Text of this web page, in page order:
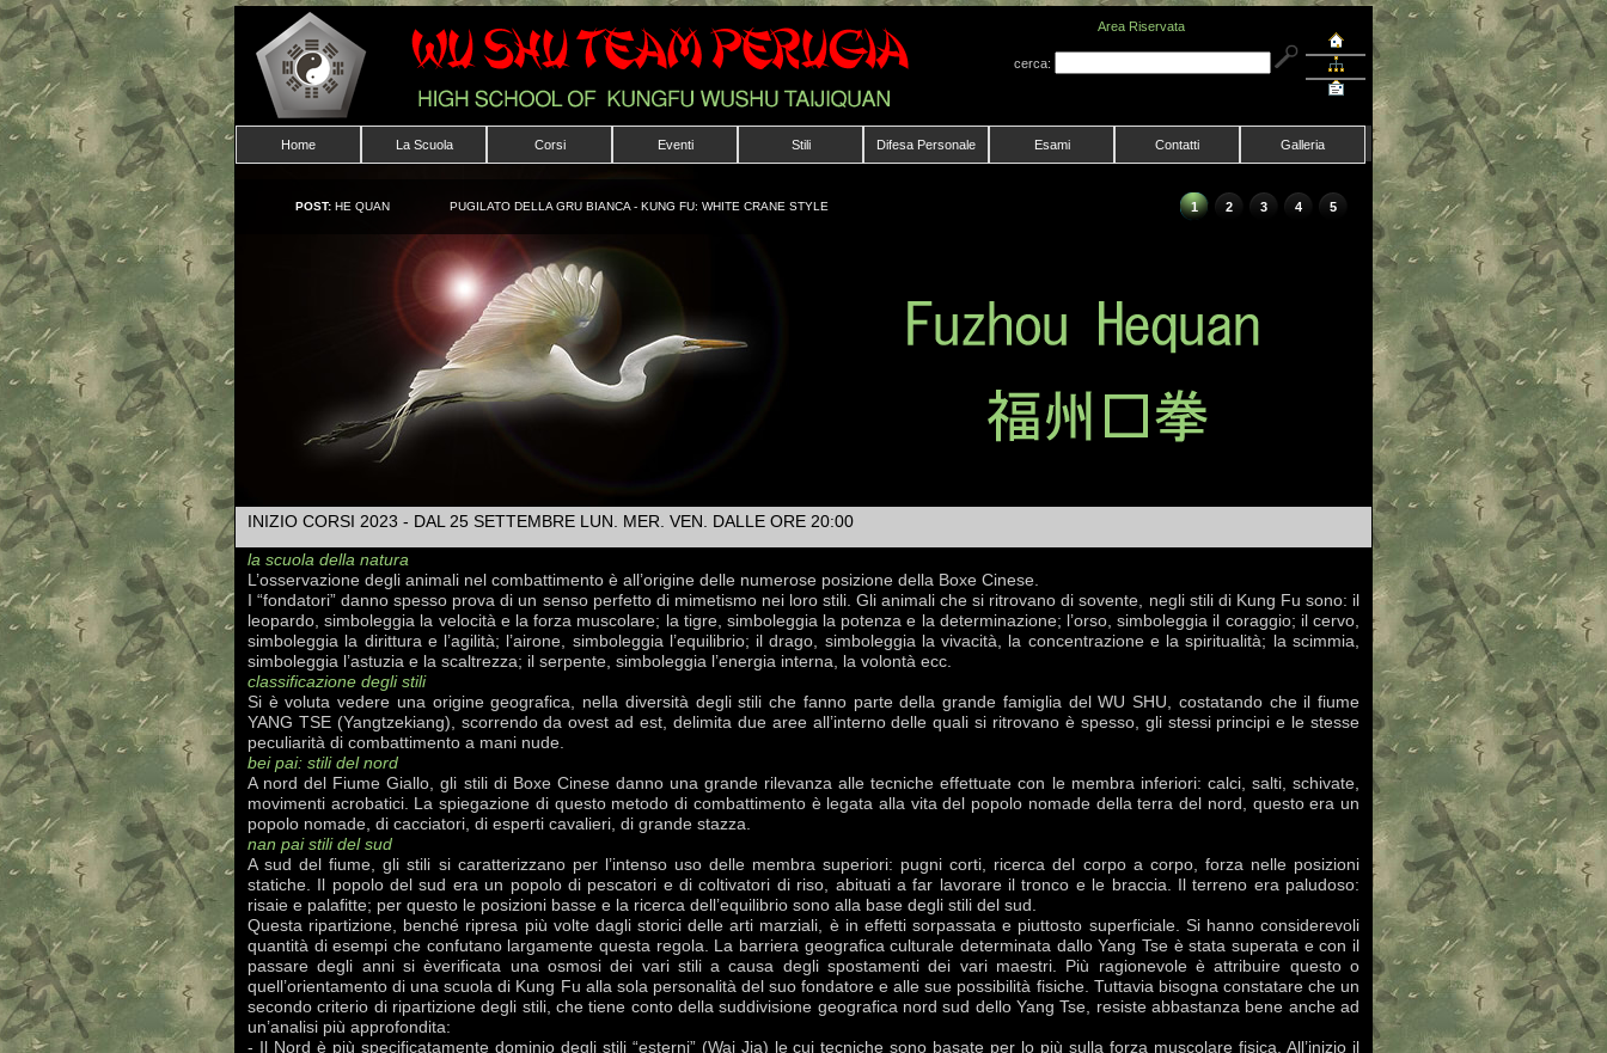
Area Riservata
cerca:
Home La Scuola Corsi Eventi Stili Difesa Personale Esami Contatti Galleria
POST: HE QUAN PUGILATO DELLA GRU BIANCA - KUNG FU: WHITE CRANE STYLE 1 2 3 4 5
INIZIO CORSI 2023 - DAL 25 SETTEMBRE LUN. MER. VEN. DALLE ORE 20:00
la scuola della natura
L’osservazione degli animali nel combattimento è all’origine delle numerose posizione della Boxe Cinese.
I “fondatori” danno spesso prova di un senso perfetto di mimetismo nei loro stili. Gli animali che si ritrovano di sovente, negli stili di Kung Fu sono: il
leopardo, simboleggia la velocità e la forza muscolare; la tigre, simboleggia la potenza e la determinazione; l’orso, simboleggia il coraggio; il cervo,
simboleggia la dirittura e l’agilità; l’airone, simboleggia l’equilibrio; il drago, simboleggia la vivacità, la concentrazione e la spiritualità; la scimmia,
simboleggia l’astuzia e la scaltrezza; il serpente, simboleggia l’energia interna, la volontà ecc.
classificazione degli stili
Si è voluta vedere una origine geografica, nella diversità degli stili che fanno parte della grande famiglia del WU SHU, costatando che il fiume
YANG TSE (Yangtzekiang), scorrendo da ovest ad est, delimita due aree all’interno delle quali si ritrovano è spesso, gli stessi principi e le stesse
peculiarità di combattimento a mani nude.
bei pai: stili del nord
A nord del Fiume Giallo, gli stili di Boxe Cinese danno una grande rilevanza alle tecniche effettuate con le membra inferiori: calci, salti, schivate,
movimenti acrobatici. La spiegazione di questo metodo di combattimento è legata alla vita del popolo nomade della terra del nord, questo era un
popolo nomade, di cacciatori, di esperti cavalieri, di grande stazza.
nan pai stili del sud
A sud del fiume, gli stili si caratterizzano per l’intenso uso delle membra superiori: pugni corti, ricerca del corpo a corpo, forza nelle posizioni
statiche. Il popolo del sud era un popolo di pescatori e di coltivatori di riso, abituati a far lavorare il tronco e le braccia. Il terreno era paludoso:
risaie e palafitte; per questo le posizioni basse e la ricerca dell’equilibrio sono alla base degli stili del sud.
Questa ripartizione, benché ripresa più volte dagli storici delle arti marziali, è in effetti sorpassata e piuttosto superficiale. Si hanno considerevoli
quantità di esempi che confutano largamente questa regola. La barriera geografica culturale determinata dallo Yang Tse è stata superata e con il
passare degli anni si èverificata una osmosi dei vari stili a causa degli spostamenti dei vari maestri. Più ragionevole è attribuire questo o
quell’orientamento di una scuola di Kung Fu alla sola personalità del suo fondatore e alle sue possibilità fisiche. Tuttavia bisogna constatare che un
secondo criterio di ripartizione degli stili, che tiene conto della suddivisione geografica nord sud dello Yang Tse, resiste abbastanza bene anche ad
un’analisi più approfondita:
- Il Nord è più specificatamente dominio degli stili “esterni” (Wai Jia) le cui tecniche sono basate per lo più sulla forza muscolare fisica. All’inizio il